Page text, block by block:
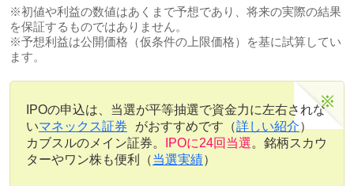
※初値や利益の数値はあくまで予想であり、将来の実際の結果
を保証するものではありません。
※予想利益は公開価格（仮条件の上限価格）を基に試算してい
ます。
IPOの申込は、当選が平等抽選で資金力に左右されな
いマネックス証券 がおすすめです（詳しい紹介）
カブスルのメイン証券。
IPOに24回当選。銘柄スカウ
ターやワン株も便利（当選実績）